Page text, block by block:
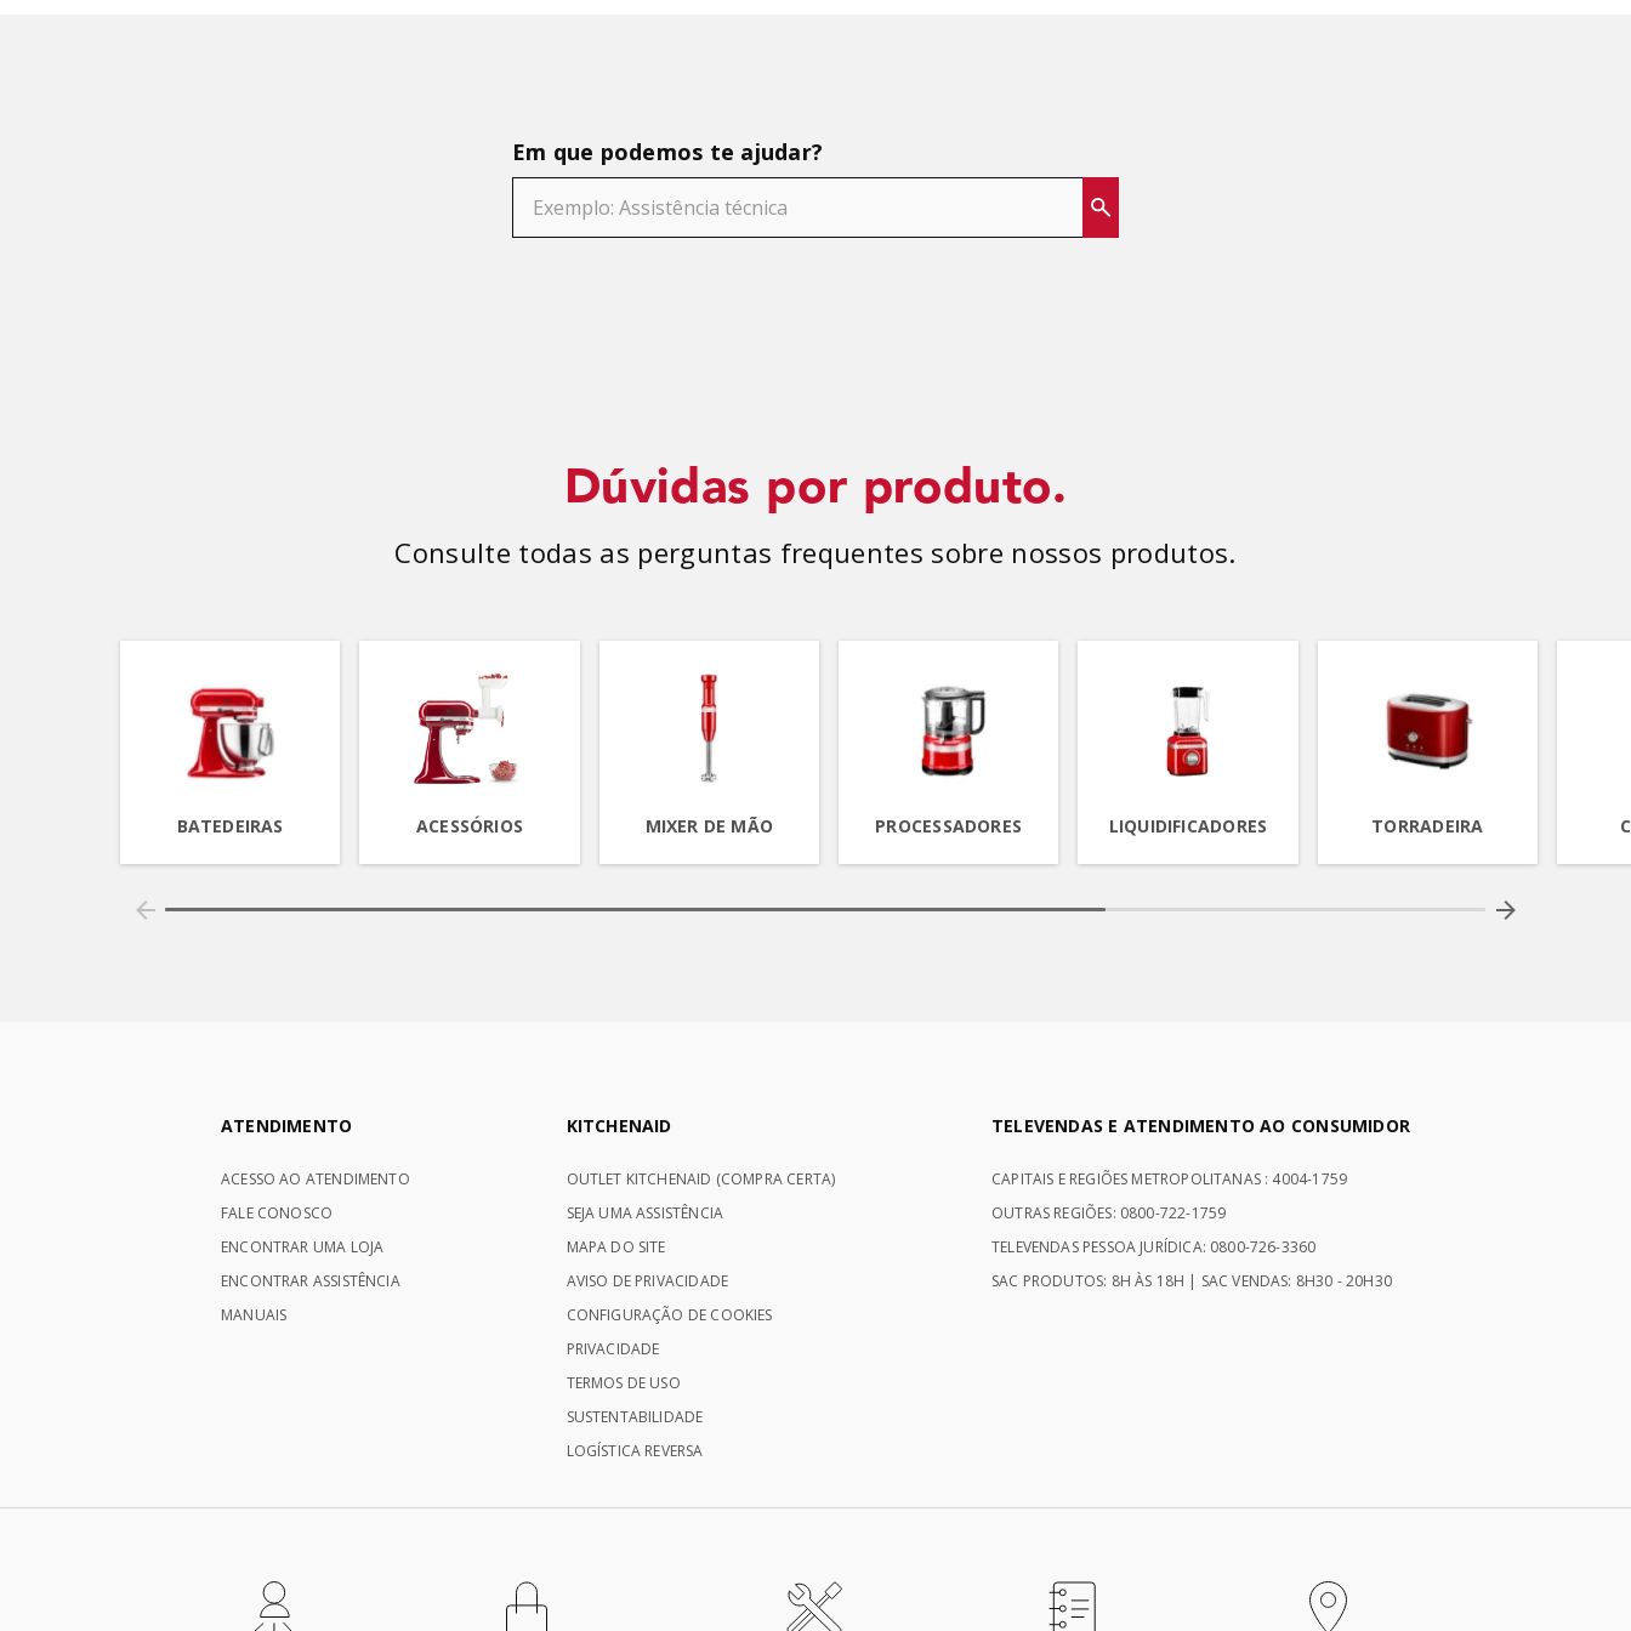
Em que podemos te ajudar?
Dúvidas por produto.
Consulte todas as perguntas frequentes sobre nossos produtos.
BATEDEIRAS ACESSÓRIOS MIXER DE MÃO PROCESSADORES LIQUIDIFICADORES TORRADEIRA
ATENDIMENTO
ACESSO AO ATENDIMENTO
FALE CONOSCO
ENCONTRAR UMA LOJA
ENCONTRAR ASSISTÊNCIA
MANUAIS
KITCHENAID
OUTLET KITCHENAID (COMPRA CERTA)
SEJA UMA ASSISTÊNCIA
MAPA DO SITE
AVISO DE PRIVACIDADE
CONFIGURAÇÃO DE COOKIES
PRIVACIDADE
TERMOS DE USO
SUSTENTABILIDADE
LOGÍSTICA REVERSA
TELEVENDAS E ATENDIMENTO AO CONSUMIDOR
CAPITAIS E REGIÕES METROPOLITANAS : 4004-1759
OUTRAS REGIÕES: 0800-722-1759
TELEVENDAS PESSOA JURÍDICA: 0800-726-3360
SAC PRODUTOS: 8H ÀS 18H | SAC VENDAS: 8H30 - 20H30